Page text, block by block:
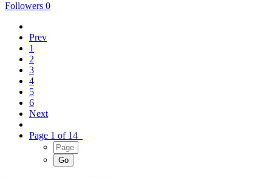
Followers 0
Prev
1
2
3
4
5
6
Next
Page 1 of 14